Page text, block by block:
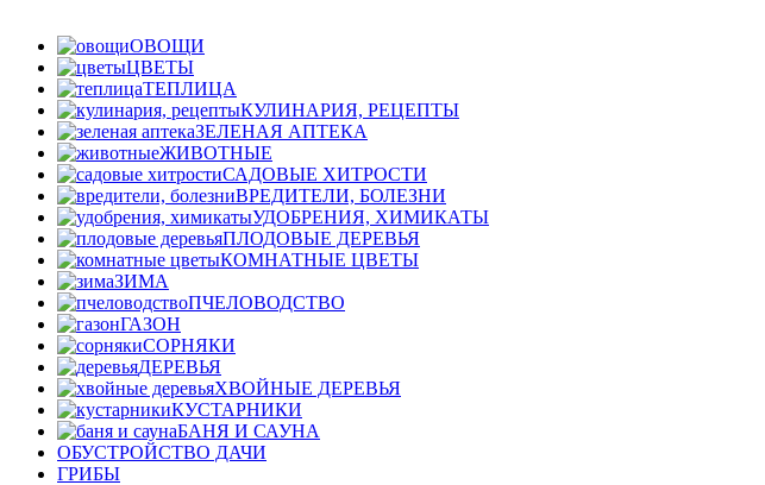
ОВОЩИ
ЦВЕТЫ
ТЕПЛИЦА
КУЛИНАРИЯ, РЕЦЕПТЫ
ЗЕЛЕНАЯ АПТЕКА
ЖИВОТНЫЕ
САДОВЫЕ ХИТРОСТИ
ВРЕДИТЕЛИ, БОЛЕЗНИ
УДОБРЕНИЯ, ХИМИКАТЫ
ПЛОДОВЫЕ ДЕРЕВЬЯ
КОМНАТНЫЕ ЦВЕТЫ
ЗИМА
ПЧЕЛОВОДСТВО
ГАЗОН
СОРНЯКИ
ДЕРЕВЬЯ
ХВОЙНЫЕ ДЕРЕВЬЯ
КУСТАРНИКИ
БАНЯ И САУНА
ОБУСТРОЙСТВО ДАЧИ
ГРИБЫ